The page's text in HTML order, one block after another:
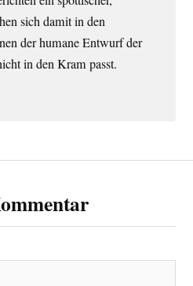
sich damit in den
der humane Entwurf der
in den Kram passt.